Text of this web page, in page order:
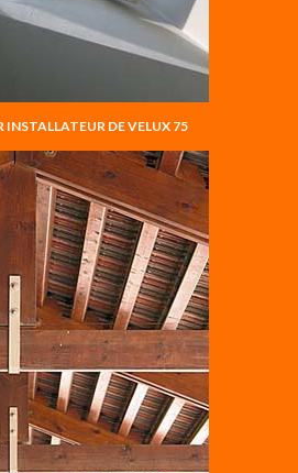
INSTALLATEUR DE VELUX 75